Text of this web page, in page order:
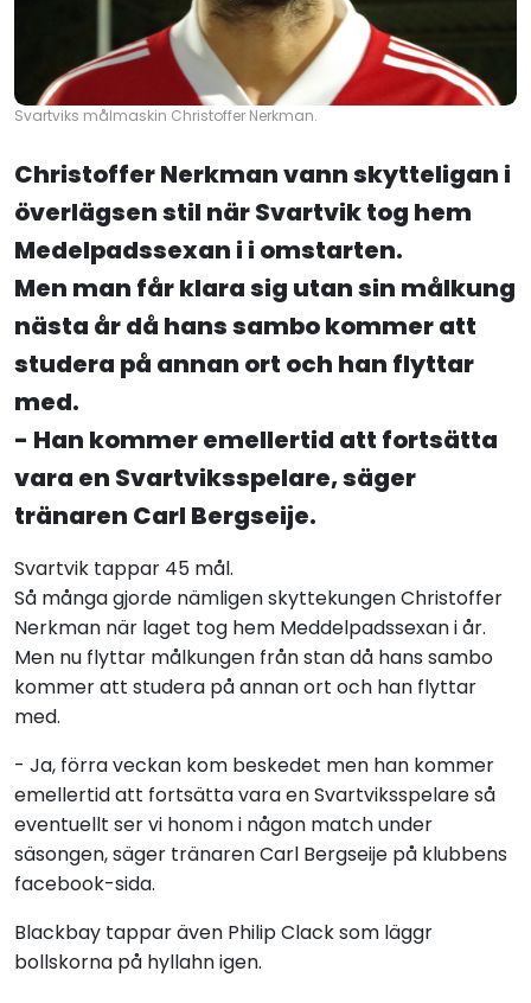
Svartviks målmaskin Christoffer Nerkman.
Christoffer Nerkman vann skytteligan i
överlägsen stil när Svartvik tog hem
Medelpadssexan i i omstarten.
Men man får klara sig utan sin målkung
nästa år då hans sambo kommer att
studera på annan ort och han flyttar
med.
- Han kommer emellertid att fortsätta
vara en Svartviksspelare, säger
tränaren Carl Bergseije.
Svartvik tappar 45 mål.
Så många gjorde nämligen skyttekungen Christoffer
Nerkman när laget tog hem Meddelpadssexan i år.
Men nu flyttar målkungen från stan då hans sambo
kommer att studera på annan ort och han flyttar
med.
- Ja, förra veckan kom beskedet men han kommer
emellertid att fortsätta vara en Svartviksspelare så
eventuellt ser vi honom i någon match under
säsongen, säger tränaren Carl Bergseije på klubbens
facebook-sida.
Blackbay tappar även Philip Clack som läggr
bollskorna på hyllahn igen.